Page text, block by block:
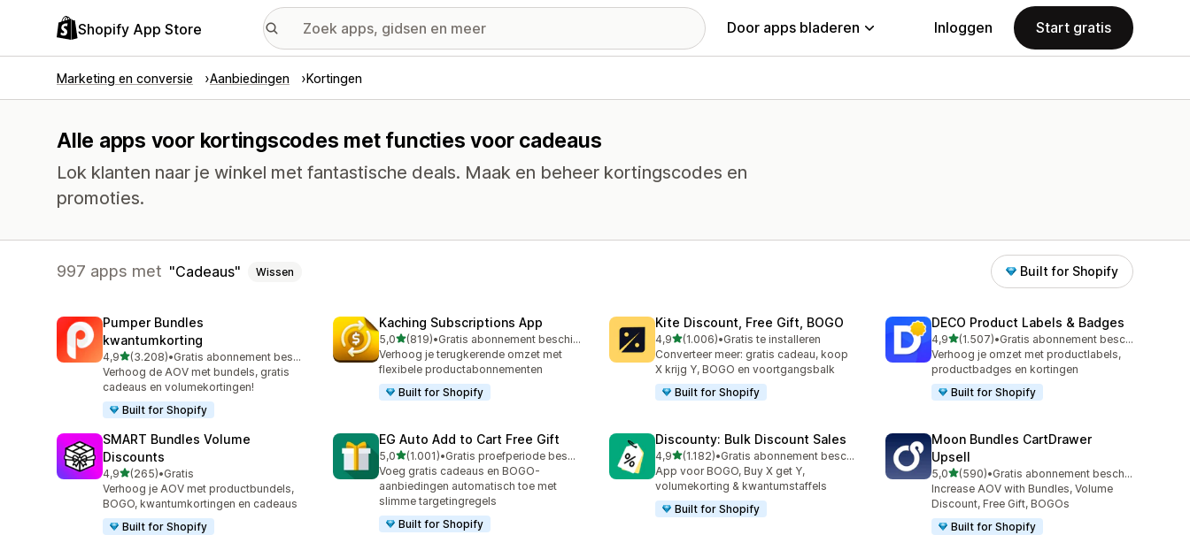
Shopify App Store Door apps bladeren Inloggen Start gratis
Marketing en conversie Aanbiedingen Kortingen
Alle apps voor kortingscodes met functies voor cadeaus
Lok klanten naar je winkel met fantastische deals. Maak en beheer kortingscodes en
promoties.
997 apps met Cadeaus Wissen Built for Shopify
Pumper Bundles
kwantumkorting
4,9van 5 sterren
(3.208)
3208 recensies in totaal
•
Gratis abonnement beschikbaar
Verhoog de AOV met bundels, gratis
cadeaus en volumekortingen!
Built for Shopify
Kaching Subscriptions App
5,0van 5 sterren
(819)
819 recensies in totaal
•
Gratis abonnement beschikbaar
Verhoog je terugkerende omzet met
flexibele productabonnementen
Built for Shopify
Kite Discount, Free Gift, BOGO
4,9van 5 sterren
(1.006)
1006 recensies in totaal
•Gratis te installeren
Converteer meer: gratis cadeau, koop
X krijg Y, BOGO en voortgangsbalk
Built for Shopify
DECO Product Labels & Badges
4,9van 5 sterren
(1.507)
1507 recensies in totaal
•
Gratis abonnement beschikbaar
Verhoog je omzet met productlabels,
productbadges en kortingen
Built for Shopify
SMART Bundles Volume
Discounts
4,9van 5 sterren
(265)
265 recensies in totaal
•Gratis
Verhoog je AOV met productbundels,
BOGO, kwantumkortingen en cadeaus
Built for Shopify
EG Auto Add to Cart Free Gift
5,0van 5 sterren
(1.001)
1001 recensies in totaal
•
Gratis proefperiode beschikbaar
Voeg gratis cadeaus en BOGO-
aanbiedingen automatisch toe met
slimme targetingregels
Built for Shopify
Discounty: Bulk Discount Sales
4,9van 5 sterren
(1.182)
1182 recensies in totaal
•
Gratis abonnement beschikbaar
App voor BOGO, Buy X get Y,
volumekorting & kwantumstaffels
Built for Shopify
Moon Bundles CartDrawer
Upsell
5,0van 5 sterren
(590)
590 recensies in totaal
•
Gratis abonnement beschikbaar
Increase AOV with Bundles, Volume
Discount, Free Gift, BOGOs
Built for Shopify